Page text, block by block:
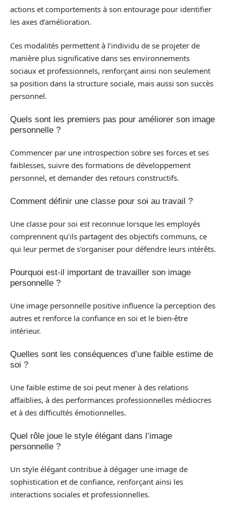
actions et comportements à son entourage pour identifier
les axes d’amélioration.
Ces modalités permettent à l’individu de se projeter de
manière plus significative dans ses environnements
sociaux et professionnels, renforçant ainsi non seulement
sa position dans la structure sociale, mais aussi son succès
personnel.
Quels sont les premiers pas pour améliorer son image
personnelle ?
Commencer par une introspection sobre ses forces et ses
faiblesses, suivre des formations de développement
personnel, et demander des retours constructifs.
Comment définir une classe pour soi au travail ?
Une classe pour soi est reconnue lorsque les employés
comprennent qu’ils partagent des objectifs communs, ce
qui leur permet de s’organiser pour défendre leurs intérêts.
Pourquoi est-il important de travailler son image
personnelle ?
Une image personnelle positive influence la perception des
autres et renforce la confiance en soi et le bien-être
intérieur.
Quelles sont les conséquences d’une faible estime de
soi ?
Une faible estime de soi peut mener à des relations
affaiblies, à des performances professionnelles médiocres
et à des difficultés émotionnelles.
Quel rôle joue le style élégant dans l’image
personnelle ?
Un style élégant contribue à dégager une image de
sophistication et de confiance, renforçant ainsi les
interactions sociales et professionnelles.